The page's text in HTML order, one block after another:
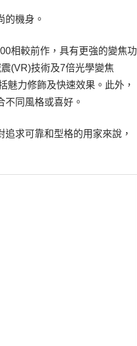
的機身。
相較前作，具有更強的變焦功
(VR)技術及7倍光學變焦
魅力修飾及快速效果。此外，
同風格或喜好。
求可靠和型格的用家來說，